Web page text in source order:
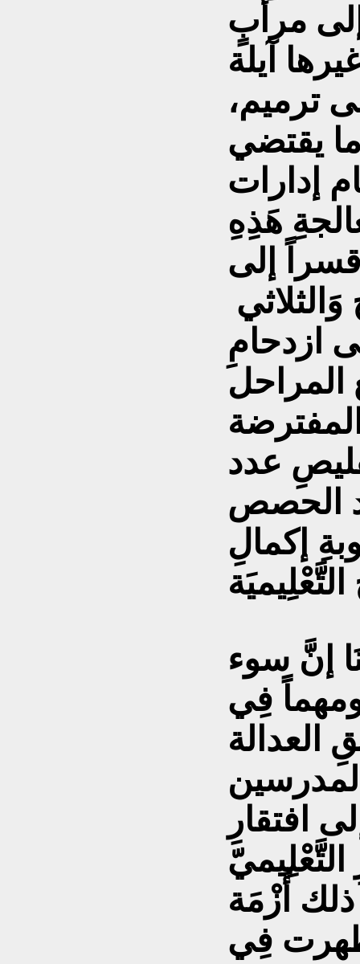
مرأبٍ
آيلة
ترميم،
يقتضي
إدارات
هَذِهِ
إلى
ازدحامِ
عدد
الحصص
إكمالِ
إنَّ سوء
ومهماً فِي
العدالة
افتقارِ
التَّعْلِيميّ
أَزْمَة
ظهرت فِي